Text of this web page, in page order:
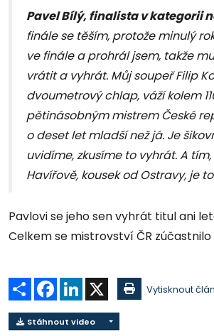
Pavel Bílý, finalista v kategorii
finále se těším, protože minulý
ve finále a prohrál jsem, takže
vrátit a vyhrát. Můj soupeř Filip
dvoumetrový chlap, váží kolem
pětinásobným mistrem České
o deset let mladší než já. Je
uvidíme, zkusíme to vyhrát. A
Havířově, kousek od Ostravy, je
Pavlovi se jeho sen vyhrát titul ani
Celkem se mistrovství ČR zúčastnilo
Sdílet Facebook
LinkedIn Vytisknout
Stáhnout video